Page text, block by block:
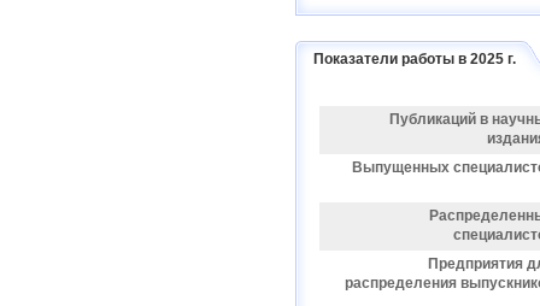
Показатели работы в 2025 г.
Публикаций в
Выпущенных
Предприятия
распределения